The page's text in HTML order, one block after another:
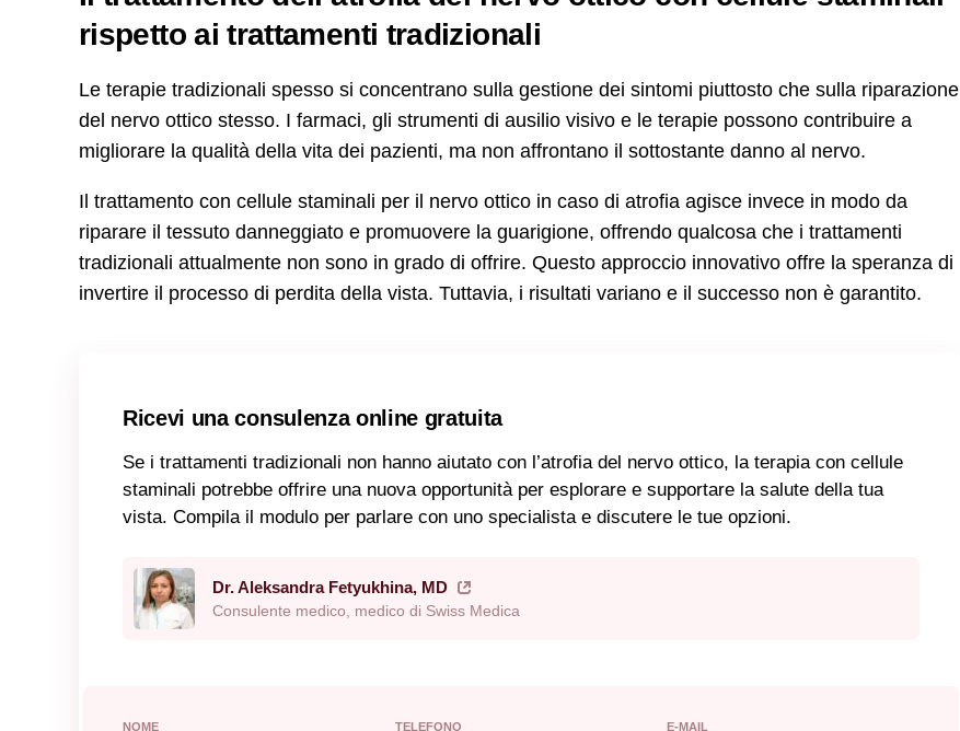
rispetto ai trattamenti tradizionali
Le terapie tradizionali spesso si concentrano sulla gestione dei sintomi piuttosto che sulla riparazione
del nervo ottico stesso. I farmaci, gli strumenti di ausilio visivo e le terapie possono contribuire a
migliorare la qualità della vita dei pazienti, ma non affrontano il sottostante danno al nervo.
Il trattamento con cellule staminali per il nervo ottico in caso di atrofia agisce invece in modo da
riparare il tessuto danneggiato e promuovere la guarigione, offrendo qualcosa che i trattamenti
tradizionali attualmente non sono in grado di offrire. Questo approccio innovativo offre la speranza di
invertire il processo di perdita della vista. Tuttavia, i risultati variano e il successo non è garantito.
Ricevi una consulenza online gratuita
Se i trattamenti tradizionali non hanno aiutato con l’atrofia del nervo ottico, la terapia con cellule
staminali potrebbe offrire una nuova opportunità per esplorare e supportare la salute della tua
vista. Compila il modulo per parlare con uno specialista e discutere le tue opzioni.
Dr. Aleksandra Fetyukhina, MD
Consulente medico, medico di Swiss Medica
NOME TELEFONO E-MAIL